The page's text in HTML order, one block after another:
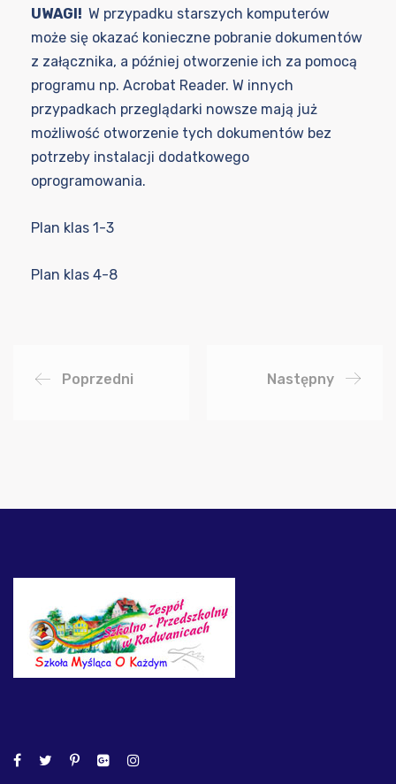
UWAGI! W przypadku starszych komputerów
może się okazać konieczne pobranie dokumentów
z załącznika, a później otworzenie ich za pomocą
programu np. Acrobat Reader. W innych
przypadkach przeglądarki nowsze mają już
możliwość otworzenie tych dokumentów bez
potrzeby instalacji dodatkowego
oprogramowania.
Plan klas 1-3
Plan klas 4-8
Poprzedni Następny